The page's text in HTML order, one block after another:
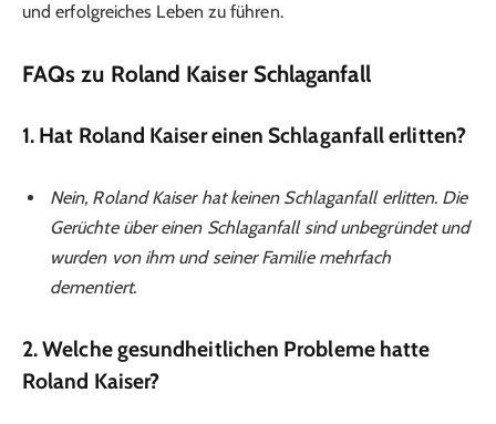
und erfolgreiches Leben zu führen.
FAQs zu Roland Kaiser Schlaganfall
1. Hat Roland Kaiser einen Schlaganfall erlitten?
Nein, Roland Kaiser hat keinen Schlaganfall erlitten. Die
Gerüchte über einen Schlaganfall sind unbegründet und
wurden von ihm und seiner Familie mehrfach
dementiert.
2. Welche gesundheitlichen Probleme hatte
Roland Kaiser?